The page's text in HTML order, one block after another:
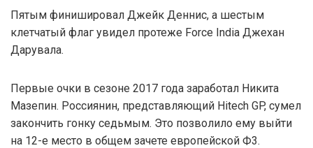
Пятым финишировал Джейк Деннис, а шестым
клетчатый флаг увидел протеже Force India Джехан
Дарувала.
Первые очки в сезоне 2017 года заработал Никита
Мазепин. Россиянин, представляющий Hitech GP, сумел
закончить гонку седьмым. Это позволило ему выйти
на 12-е место в общем зачете европейской Ф3.